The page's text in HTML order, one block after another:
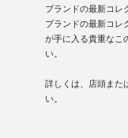
ブランドの最新コレ
ブランドの最新コレ
が手に入る貴重なこ
い。
詳しくは、店頭また
い。